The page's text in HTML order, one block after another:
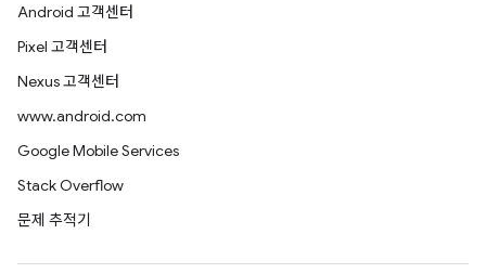
Android 고객센터
Pixel 고객센터
Nexus 고객센터
www.android.com
Google Mobile Services
Stack Overflow
문제 추적기